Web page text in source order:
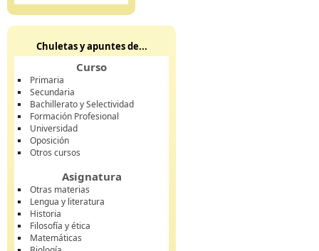
Chuletas y apuntes de...
Curso
Primaria
Secundaria
Bachillerato y Selectividad
Formación Profesional
Universidad
Oposición
Otros cursos
Asignatura
Otras materias
Lengua y literatura
Historia
Filosofía y ética
Matemáticas